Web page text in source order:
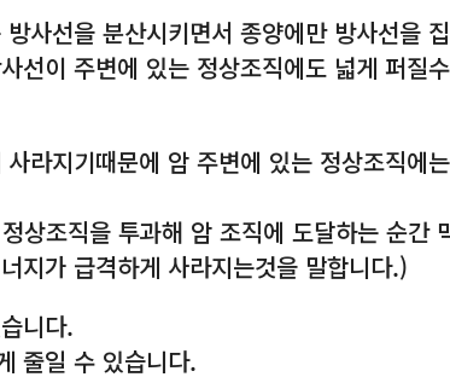
사선을 분산시키면서 종양에만 방사선을
선이 주변에 있는 정상조직에도 넓게 퍼질
라지기때문에 암 주변에 있는 정상조직에
상조직을 투과해 암 조직에 도달하는 순간
지가 급격하게 사라지는것을 말합니다.)
니다.
줄일 수 있습니다.